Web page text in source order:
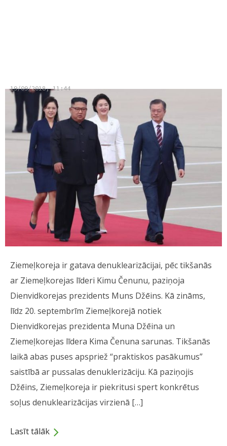
19/09/2018, 11:44
Ziemeļkoreja ir gatava denuklearizācijai, pēc tikšanās
ar Ziemeļkorejas līderi Kimu Čenunu, paziņoja
Dienvidkorejas prezidents Muns Džēins. Kā zināms,
līdz 20. septembrīm Ziemeļkorejā notiek
Dienvidkorejas prezidenta Muna Džēina un
Ziemeļkorejas līdera Kima Čenuna sarunas. Tikšanās
laikā abas puses apspriež “praktiskos pasākumus”
saistībā ar pussalas denuklerizāciju. Kā paziņojis
Džēins, Ziemeļkoreja ir piekritusi spert konkrētus
soļus denuklearizācijas virzienā […]
Lasīt tālāk